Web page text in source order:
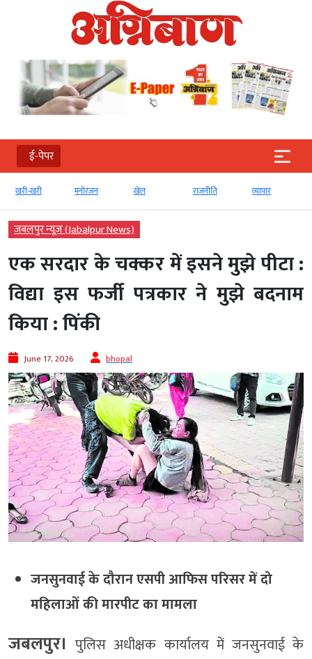
ई-पेपर
मनोरंजन खेल राजनीति व्‍यापार टेक्‍नोलॉजी
जबलपुर न्यूज़ (Jabalpur News)
एक सरदार के चक्कर में इसने मुझे पीटा :
विद्या इस फर्जी पत्रकार ने मुझे बदनाम
किया : पिंकी
June 17, 2026 bhopal
जनसुनवाई के दौरान एसपी आफिस परिसर में दो
महिलाओं की मारपीट का मामला
जबलपुर। पुलिस अधीक्षक कार्यालय में जनसुनवाई के